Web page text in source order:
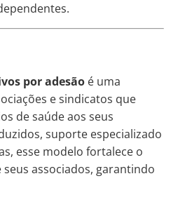
por adesão é uma
e sindicatos que
de saúde aos seus
suporte especializado
esse modelo fortalece o
associados, garantindo